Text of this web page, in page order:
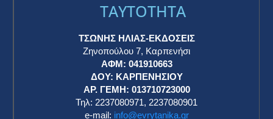
Ο πόλεμος στο Ιράν αποξενώνει τους πιο
συντηρητικούς ψηφοφόρους του Τραμπ – Ο
αντίκτυπος στις ενδιάμεσες εκλογές ​
19 Μαρτίου 2026